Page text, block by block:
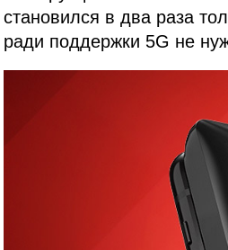
становился в два раза
ради поддержки 5G не